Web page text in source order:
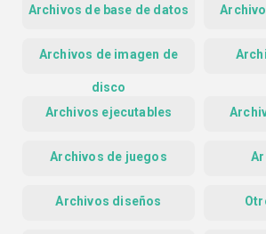
Archivos de base de datos
Archivos de imagen de
disco
Archivos ejecutables
Archivos de juegos
Archivos diseños